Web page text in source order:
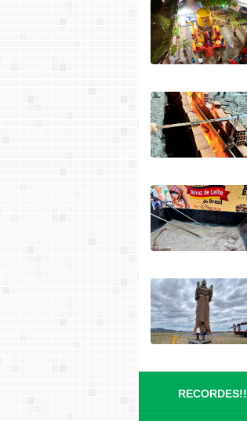
RECORDES!!